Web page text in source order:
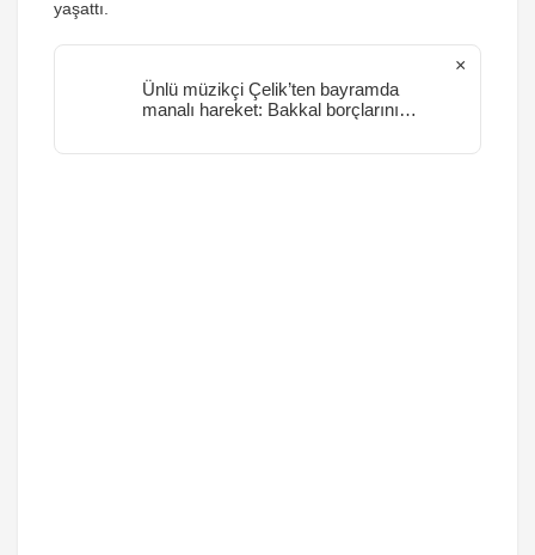
yaşattı.
Ünlü müzikçi Çelik’ten bayramda
manalı hareket: Bakkal borçlarını
×